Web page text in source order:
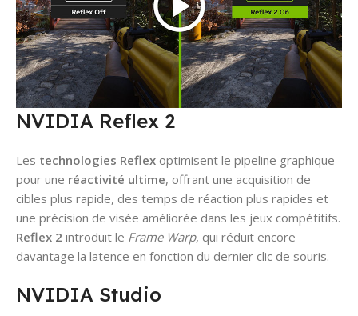
NVIDIA Reflex 2
Les technologies Reflex optimisent le pipeline graphique
pour une réactivité ultime, offrant une acquisition de
cibles plus rapide, des temps de réaction plus rapides et
une précision de visée améliorée dans les jeux compétitifs.
Reflex 2 introduit le Frame Warp, qui réduit encore
davantage la latence en fonction du dernier clic de souris.
NVIDIA Studio